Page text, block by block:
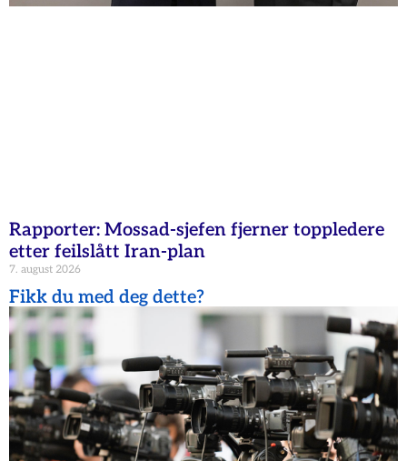
Rapporter: Mossad-sjefen fjerner toppledere
etter feilslått Iran-plan
7. august 2026
Fikk du med deg dette?